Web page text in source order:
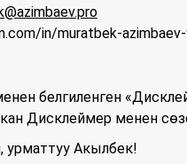
in/muratbek-
белгиленген
Дисклеймер менен
урматтуу Акылбек!